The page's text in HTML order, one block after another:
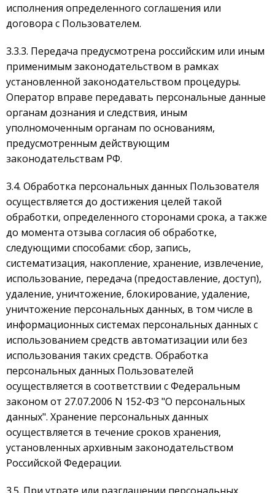
исполнения определенного соглашения или
договора с Пользователем.
3.3.3. Передача предусмотрена российским или иным
применимым законодательством в рамках
установленной законодательством процедуры.
Оператор вправе передавать персональные данные
органам дознания и следствия, иным
уполномоченным органам по основаниям,
предусмотренным действующим
законодательствам РФ.
3.4. Обработка персональных данных Пользователя
осуществляется до достижения целей такой
обработки, определенного сторонами срока, а также
до момента отзыва согласия об обработке,
следующими способами: сбор, запись,
систематизация, накопление, хранение, извлечение,
использование, передача (предоставление, доступ),
удаление, уничтожение, блокирование, удаление,
уничтожение персональных данных, в том числе в
информационных системах персональных данных с
использованием средств автоматизации или без
использования таких средств. Обработка
персональных данных Пользователей
осуществляется в соответствии с Федеральным
законом от 27.07.2006 N 152-ФЗ "О персональных
данных". Хранение персональных данных
осуществляется в течение сроков хранения,
установленных архивным законодательством
Российской Федерации.